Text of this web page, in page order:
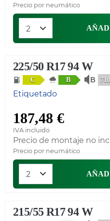
Precio por neumático
225/50 R17 94 W
C B
Etiquetado
187,48 €
IVA incluido
Precio de montaje no
Precio por neumático
215/55 R17 94 W